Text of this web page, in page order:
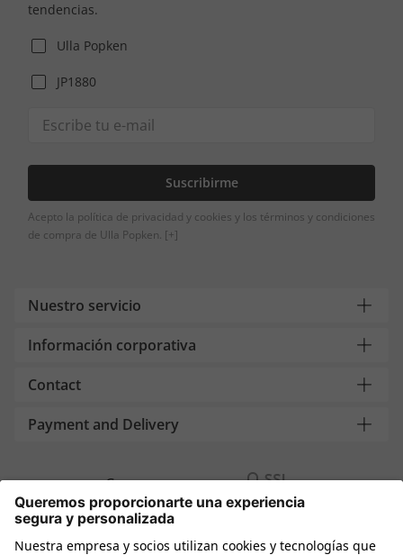
tendencias.
Ulla Popken
JP1880
Suscribirme
Acepto la política de privacidad y cookies y los términos y condiciones
de compra de Ulla Popken. [+]
Nuestro servicio
Información corporativa
Contact
Payment and Delivery
Compra segura con